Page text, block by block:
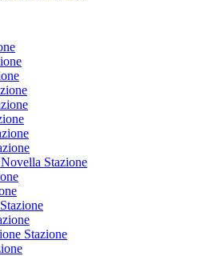
Stazione
Stazione
Stazione